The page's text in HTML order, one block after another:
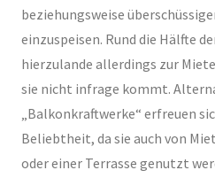
beziehungsweise
einzuspeisen. Rund die Hälfte
hierzulande allerdings zur
sie nicht infrage kommt.
„Balkonkraftwerke“ erfreuen
Beliebtheit, da sie auch von
oder einer Terrasse genutzt